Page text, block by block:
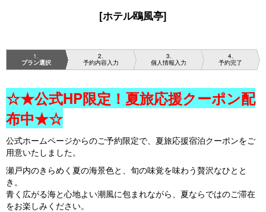
[ホテル鴎風亭]
1
プラン選択
2
予約内容入力
3
個人情報入力
4
予約完了
☆★公式HP限定！夏旅応援クーポン配
布中★☆
公式ホームページからのご予約限定で、夏旅応援宿泊クーポンをご
用意いたしました。
瀬戸内のきらめく夏の海景色と、旬の味覚を味わう贅沢なひとと
き。
青く広がる海と心地よい潮風に包まれながら、夏ならではのご滞在
をお楽しみください。